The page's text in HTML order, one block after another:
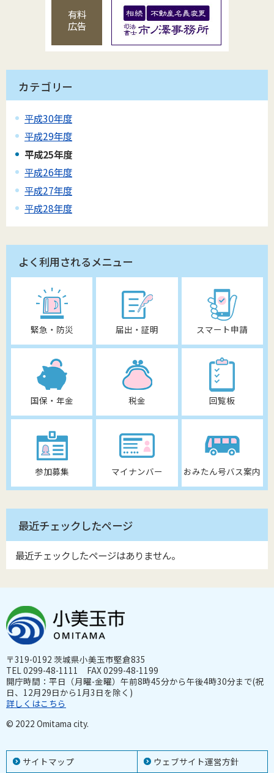
有料
広告
カテゴリー
平成30年度
平成29年度
平成25年度
平成26年度
平成27年度
平成28年度
よく利用されるメニュー
緊急・防災 届出・証明 スマート申請
国保・年金 税金 回覧板
参加募集 マイナンバー おみたん号バス案内
最近チェックしたページ
最近チェックしたページはありません。
サイトマップ ウェブサイト運営方針
〒319-0192 茨城県小美玉市堅倉835
TEL 0299-48-1111 FAX 0299-48-1199
開庁時間：平日（月曜-金曜）午前8時45分から午後4時30分まで(祝
日、12月29日から1月3日を除く)
詳しくはこちら
© 2022 Omitama city.